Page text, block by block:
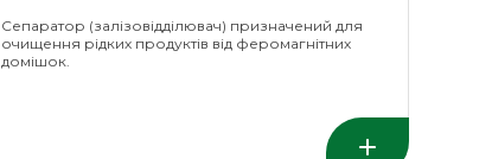
Сепаратор (залізовідділювач) призначений для
очищення рідких продуктів від феромагнітних
домішок.